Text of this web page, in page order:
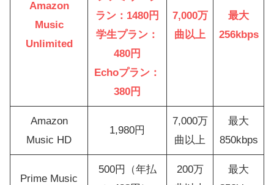
Amazon
Music
Unlimited
ラン：1480円
学生プラン：
480円
Echoプラン：
380円
7,000万
曲以上
最大
256kbps
Amazon
Music HD
1,980円
7,000万
曲以上
最大
850kbps
Prime Music
500円（年払
200万
最大